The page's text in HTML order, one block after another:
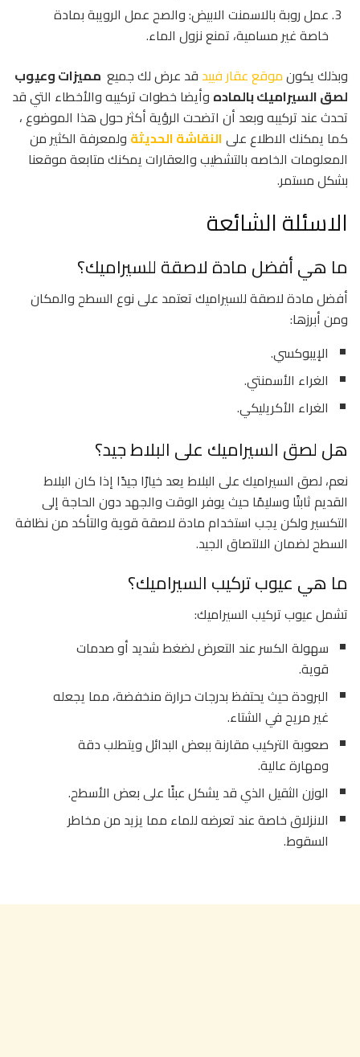
عمل روبة بالاسمنت الابيض: والصح عمل الرويبة بمادة
خاصة غير مسامية، تمنع نزول الماء.
وبذلك يكونموقع عقار فييد قد عرض لك جميع مميزات وعيوب
لصق السيراميك بالماده وأيضا خطوات تركيبه والأخطاء التي قد
تحدث عند تركيبه وبعد أن اتضحت الرؤية أكثر حول هذا الموضوع ،
كما يمكنك الاطلاع علىالنقاشة الحديثة ولمعرفة الكثير من
المعلومات الخاصه بالتشطيب والعقارات يمكنك متابعة موقعنا
بشكل مستمر.
الاسئلة الشائعة
ما هي أفضل مادة لاصقة للسيراميك؟
أفضل مادة لاصقة للسيراميك تعتمد على نوع السطح والمكان
ومن أبرزها:
الإيبوكسي.
الغراء الأسمنتي.
الغراء الأكريليكي.
هل لصق السيراميك على البلاط جيد؟
نعم، لصق السيراميك على البلاط يعد خيارًا جيدًا إذا كان البلاط
القديم ثابتًا وسليمًا حيث يوفر الوقت والجهد دون الحاجة إلى
التكسير ولكن يجب استخدام مادة لاصقة قوية والتأكد من نظافة
السطح لضمان الالتصاق الجيد.
ما هي عيوب تركيب السيراميك؟
تشمل عيوب تركيب السيراميك:
سهولة الكسر عند التعرض لضغط شديد أو صدمات
قوية.
البرودة حيث يحتفظ بدرجات حرارة منخفضة، مما يجعله
غير مريح في الشتاء.
صعوبة التركيب مقارنة ببعض البدائل ويتطلب دقة
ومهارة عالية.
الوزن الثقيل الذي قد يشكل عبئًا على بعض الأسطح.
الانزلاق خاصة عند تعرضه للماء مما يزيد من مخاطر
السقوط.